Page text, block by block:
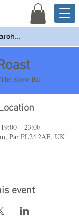
The Snow Bar
– 23:00
Par PL24 2AE, UK
event